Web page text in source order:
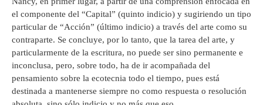
el componente del “Capital” (quinto indicio) y sugiriendo un tipo
particular de “Acción” (último indicio) a través del arte como su
contraparte. Se concluye, por lo tanto, que la tarea del arte, y
particularmente de la escritura, no puede ser sino permanente e
inconclusa, pero, sobre todo, ha de ir acompañada del
pensamiento sobre la ecotecnia todo el tiempo, pues está
destinada a mantenerse siempre no como respuesta o resolución